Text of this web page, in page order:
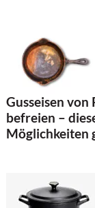
Gusseisen von
befreien –
Möglichkeiten